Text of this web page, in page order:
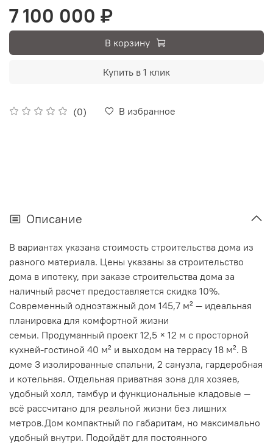
(0) В избранное
7 100 000 ₽
В корзину
Купить в 1 клик
Описание
В вариантах указана стоимость строительства дома из
разного материала. Цены указаны за строительство
дома в ипотеку, при заказе строительства дома за
наличный расчет предоставляется скидка 10%.
Современный одноэтажный дом 145,7 м² — идеальная
планировка для комфортной жизни
семьи. Продуманный проект 12,5 × 12 м с просторной
кухней-гостиной 40 м² и выходом на террасу 18 м². В
доме 3 изолированные спальни, 2 санузла, гардеробная
и котельная. Отдельная приватная зона для хозяев,
удобный холл, тамбур и функциональные кладовые —
всё рассчитано для реальной жизни без лишних
метров.Дом компактный по габаритам, но максимально
удобный внутри. Подойдёт для постоянного